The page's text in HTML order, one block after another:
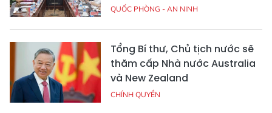
QUỐC PHÒNG - AN NINH
Tổng Bí thư, Chủ tịch nước sẽ
thăm cấp Nhà nước Australia
và New Zealand
CHÍNH QUYỀN